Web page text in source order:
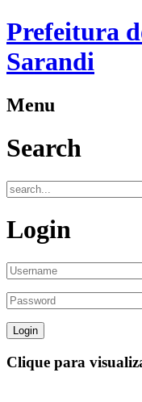
Prefeitura
Sarandi
Menu
Search
Login
Clique para